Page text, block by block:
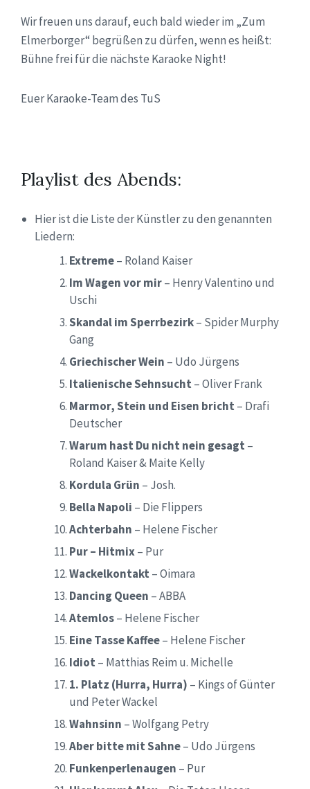
Wir freuen uns darauf, euch bald wieder im „Zum
Elmerborger“begrüßen zu dürfen, wenn es heißt:
Bühne frei fürdie nächste Karaoke Night!
Euer Karaoke-Team des TuS
Playlist des Abends:
Hier ist die Liste der Künstler zu den genannten
Liedern:
Extreme– Roland Kaiser
Im Wagen vor mir– Henry Valentino und
Uschi
Skandal im Sperrbezirk– Spider Murphy
Gang
Griechischer Wein – Udo Jürgens
Italienische Sehnsucht – Oliver Frank
Marmor, Stein und Eisen bricht – Drafi
Deutscher
Warum hast Du nicht nein gesagt –
Roland Kaiser & Maite Kelly
Kordula Grün – Josh.
Bella Napoli – Die Flippers
Achterbahn – Helene Fischer
Pur – Hitmix– Pur
Wackelkontakt – Oimara
Dancing Queen – ABBA
Atemlos– Helene Fischer
Eine Tasse Kaffee– Helene Fischer
Idiot – Matthias Reim u. Michelle
1. Platz (Hurra, Hurra) – Kings of Günter
und Peter Wackel
Wahnsinn – Wolfgang Petry
Aber bitte mit Sahne– Udo Jürgens
Funkenperlenaugen – Pur